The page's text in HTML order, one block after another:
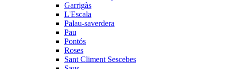
Garrigàs
L'Escala
Palau-saverdera
Pau
Pontós
Roses
Sant Climent Sescebes